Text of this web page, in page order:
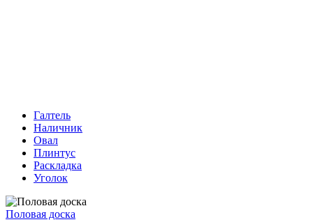
Галтель
Наличник
Овал
Плинтус
Раскладка
Уголок
Половая доска